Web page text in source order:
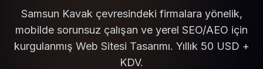
Samsun Kavak çevresindeki firmalara yönelik,
mobilde sorunsuz çalışan ve yerel SEO/AEO için
kurgulanmış Web Sitesi Tasarımı. Yıllık 50 USD +
KDV.